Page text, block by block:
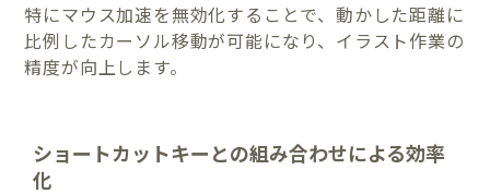
特にマウス加速を無効化することで、動かした距離に
比例したカーソル移動が可能になり、イラスト作業の
精度が向上します。
ショートカットキーとの組み合わせによる効率
化